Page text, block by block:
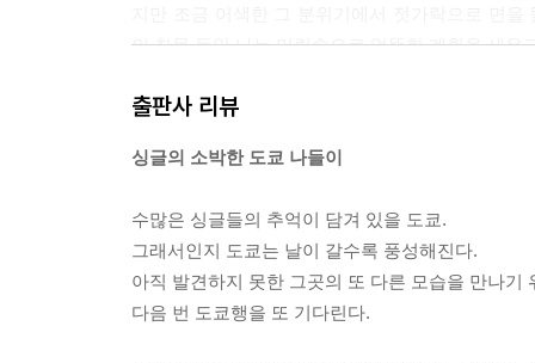
처녀들의 도쿄몸살 -우나쥬
◎ 알아두면 손해 안 보는 <식탁 일본어>
# 한눈에 보는 <일본음식의 감초들>
의 침묵 동안 나는 머릿속으로 엉뚱한 계획을 세우
워져 있는 슈퍼마켓이나 상점가가 나온다. 힘든
--- p.130, <내가 편애하는 동네 델리세트> 중에서
쇼핑 가방이 적당히 무거웠졌을 때쯤이면 어느새
릿색 소스와 마요네즈가 X선을 그리고 있는 타코
출판사 리뷰
싱글의 소박한 도쿄 나들이
수많은 싱글들의 추억이 담겨 있을 도쿄.
그래서인지 도쿄는 날이 갈수록 풍성해진다.
아직 발견하지 못한 그곳의 또 다른 모습을 만나기
다음 번 도쿄행을 또 기다린다.